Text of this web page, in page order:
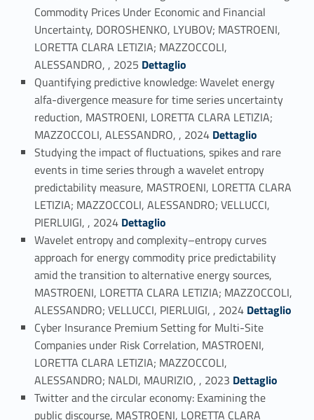
Commodity Prices Under Economic and Financial
Uncertainty, DOROSHENKO, LYUBOV; MASTROENI,
LORETTA CLARA LETIZIA; MAZZOCCOLI,
ALESSANDRO, , 2025 Link identifier #identifier_person_49978-5Dettaglio
Quantifying predictive knowledge: Wavelet energy
alfa-divergence measure for time series uncertainty
reduction, MASTROENI, LORETTA CLARA LETIZIA;
MAZZOCCOLI, ALESSANDRO, , 2024 Link identifier #identifier_person_1180-6Dettaglio
Studying the impact of fluctuations, spikes and rare
events in time series through a wavelet entropy
predictability measure, MASTROENI, LORETTA CLARA
LETIZIA; MAZZOCCOLI, ALESSANDRO; VELLUCCI,
PIERLUIGI, , 2024 Link identifier #identifier_person_17397-7Dettaglio
Wavelet entropy and complexity–entropy curves
approach for energy commodity price predictability
amid the transition to alternative energy sources,
MASTROENI, LORETTA CLARA LETIZIA; MAZZOCCOLI,
ALESSANDRO; VELLUCCI, PIERLUIGI, , 2024 Link identifier #identifier_person_20992-8Dettaglio
Cyber Insurance Premium Setting for Multi-Site
Companies under Risk Correlation, MASTROENI,
LORETTA CLARA LETIZIA; MAZZOCCOLI,
ALESSANDRO; NALDI, MAURIZIO, , 2023 Link identifier #identifier_person_73056-9Dettaglio
Twitter and the circular economy: Examining the
public discourse, MASTROENI, LORETTA CLARA